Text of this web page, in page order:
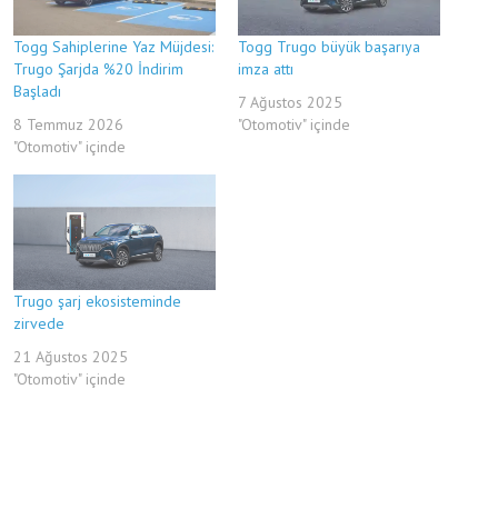
Togg Sahiplerine Yaz Müjdesi:
Trugo Şarjda %20 İndirim
Başladı
8 Temmuz 2026
"Otomotiv" içinde
Togg Trugo büyük başarıya
imza attı
7 Ağustos 2025
"Otomotiv" içinde
Trugo şarj ekosisteminde
zirvede
21 Ağustos 2025
"Otomotiv" içinde